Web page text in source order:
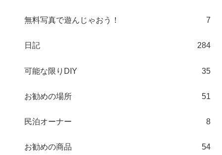
無料写真で遊んじゃおう！ 7
日記 284
可能な限りDIY 35
お勧めの場所 51
民泊オーナー 8
お勧めの商品 54